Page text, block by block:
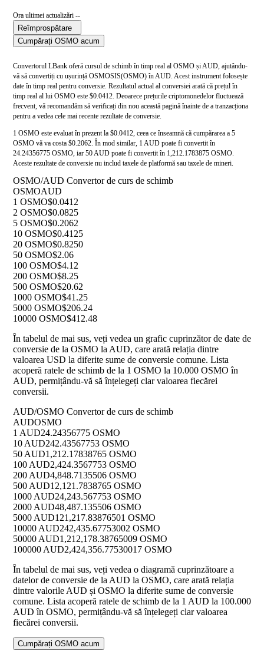
Ora ultimei actualizări --
Reîmprospătare
Cumpărați OSMO acum
Convertorul LBank oferă cursul de schimb în timp real al OSMO și AUD, ajutându-
vă să convertiți cu ușurință OSMOSIS(OSMO) în AUD. Acest instrument folosește
date în timp real pentru conversie. Rezultatul actual al conversiei arată că prețul în
timp real al lui OSMO este $0.0412. Deoarece prețurile criptomonedelor fluctuează
frecvent, vă recomandăm să verificați din nou această pagină înainte de a tranzacționa
pentru a vedea cele mai recente rezultate de conversie.
1 OSMO este evaluat în prezent la $0.0412, ceea ce înseamnă că cumpărarea a 5
OSMO vă va costa $0.2062. În mod similar, 1 AUD poate fi convertit în
24.24356775 OSMO, iar 50 AUD poate fi convertit în 1,212.1783875 OSMO.
Aceste rezultate de conversie nu includ taxele de platformă sau taxele de mineri.
OSMO/AUD Convertor de curs de schimb
OSMOAUD
1 OSMO$0.0412
2 OSMO$0.0825
5 OSMO$0.2062
10 OSMO$0.4125
20 OSMO$0.8250
50 OSMO$2.06
100 OSMO$4.12
200 OSMO$8.25
500 OSMO$20.62
1000 OSMO$41.25
5000 OSMO$206.24
10000 OSMO$412.48
În tabelul de mai sus, veți vedea un grafic cuprinzător de date de
conversie de la OSMO la AUD, care arată relația dintre
valoarea USD la diferite sume de conversie comune. Lista
acoperă ratele de schimb de la 1 OSMO la 10.000 OSMO în
AUD, permițându-vă să înțelegeți clar valoarea fiecărei
conversii.
AUD/OSMO Convertor de curs de schimb
AUDOSMO
1 AUD24.24356775 OSMO
10 AUD242.43567753 OSMO
50 AUD1,212.17838765 OSMO
100 AUD2,424.3567753 OSMO
200 AUD4,848.7135506 OSMO
500 AUD12,121.7838765 OSMO
1000 AUD24,243.567753 OSMO
2000 AUD48,487.135506 OSMO
5000 AUD121,217.83876501 OSMO
10000 AUD242,435.67753002 OSMO
50000 AUD1,212,178.38765009 OSMO
100000 AUD2,424,356.77530017 OSMO
În tabelul de mai sus, veți vedea o diagramă cuprinzătoare a
datelor de conversie de la AUD la OSMO, care arată relația
dintre valorile AUD și OSMO la diferite sume de conversie
comune. Lista acoperă ratele de schimb de la 1 AUD la 100.000
AUD în OSMO, permițându-vă să înțelegeți clar valoarea
fiecărei conversii.
Cumpărați OSMO acum